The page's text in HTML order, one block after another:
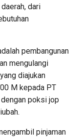
dari
pembangunan
mengulangi
diajukan
M kepada PT
poksi jop
pinjaman